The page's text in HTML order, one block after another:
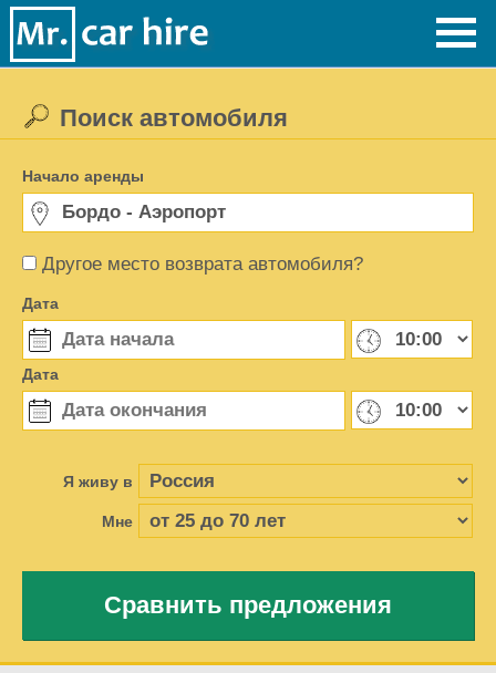
Другое место возврата автомобиля?
Поиск автомобиля
Начало аренды
Дата
Дата
Я живу в
Мне
Сравнить предложения